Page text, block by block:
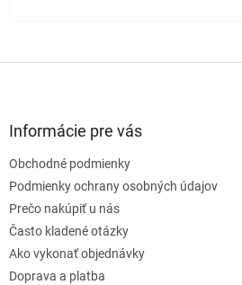
Informácie pre vás
Obchodné podmienky
Podmienky ochrany osobných údajov
Prečo nakúpiť u nás
Často kladené otázky
Ako vykonať objednávky
Doprava a platba